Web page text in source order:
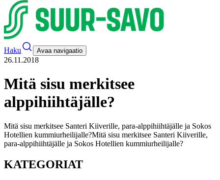
Haku Avaa navigaatio
26.11.2018
Mitä sisu merkitsee
alppihiihtäjälle?
Mitä sisu merkitsee Santeri Kiiverille, para-alppihiihtäjälle ja Sokos
Hotellien kummiurheilijalle?Mitä sisu merkitsee Santeri Kiiverille,
para-alppihiihtäjälle ja Sokos Hotellien kummiurheilijalle?
KATEGORIAT